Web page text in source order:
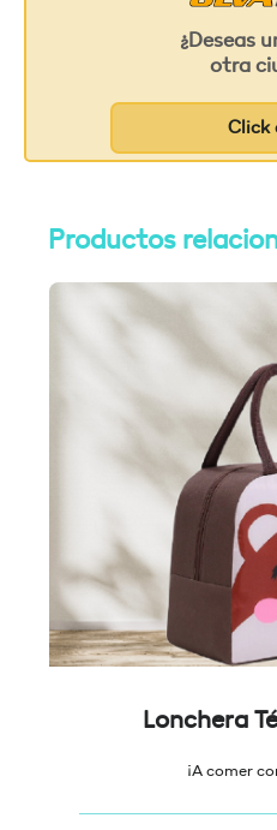
¿Deseas
otra
Click
Productos
Lonchera
¡A comer